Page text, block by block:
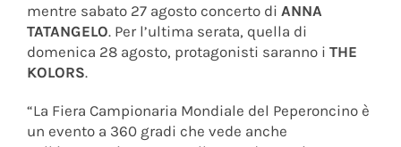
mentre sabato 27 agosto concerto di ANNA
TATANGELO. Per l’ultima serata, quella di
domenica 28 agosto, protagonisti saranno i THE
KOLORS.
“La Fiera Campionaria Mondiale del Peperoncino è
un evento a 360 gradi che vede anche